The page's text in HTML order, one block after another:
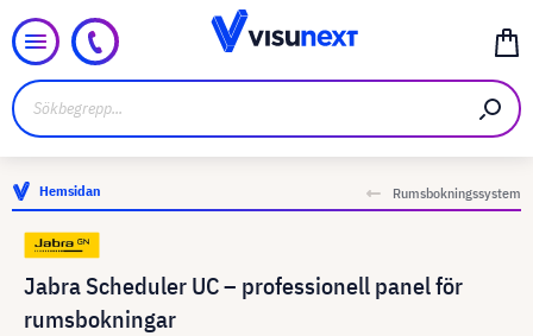
Hemsidan Rumsbokningssystem
Jabra Scheduler UC – professionell panel för
rumsbokningar